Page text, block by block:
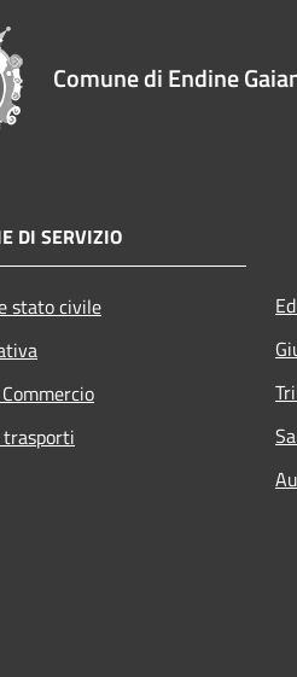
Comune di Endine
DI SERVIZIO
stato civile